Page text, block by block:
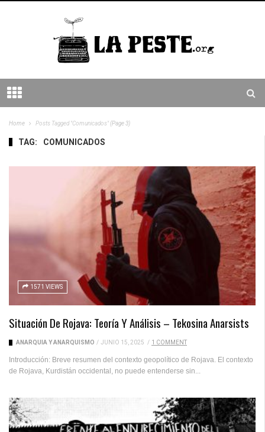
Home Posts Tagged "comunicados"(Page 3)
TAG: COMUNICADOS
1571 VIEWS
Situación De Rojava: Teoría Y Análisis – Tekosina Anarsists
ANARQUÍA Y ANARQUISMO / JUNIO 15, 2025 / 1 COMMENT
Introducción: Breve resumen del contexto geopolítico de Rojava. El contexto
de Rojava, Kurdistán occidental, no puede entenderse sin...